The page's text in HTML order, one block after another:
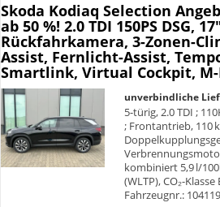
Skoda Kodiaq Selection
ab 50 %! 2.0 TDI 150PS DSG,
Rückfahrkamera, 3-Zonen-
Assist, Fernlicht-Assist,
Smartlink, Virtual Cockpit,
unverbindliche
5-türig, 2.0 TDI ;
; Frontantrieb, 110
kombiniert 5,9 l/
(WLTP), CO₂-
Fahrzeugnr.: 104119